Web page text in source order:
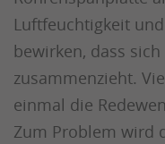
Luftfeuchtigkeit
bewirken, dass
zusammenzieht.
einmal die
Zum Problem wird